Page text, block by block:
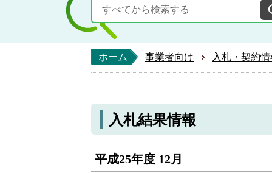
ホーム 事業者向け 入札・契約
入札結果情報
平成25年度 12月